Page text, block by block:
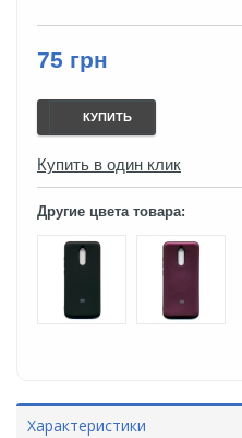
75 грн
КУПИТЬ
Купить в один клик
Другие цвета товара:
Характеристики